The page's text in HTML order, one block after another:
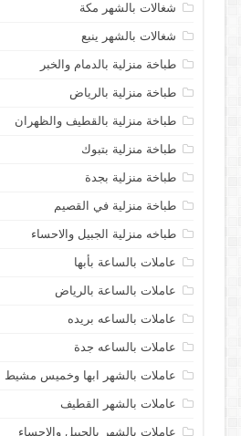
شغالات بالشهر مكة
شغالات بالشهر ينبع
طباخة منزلية بالدمام والخبر
طباخة منزلية بالرياض
طباخة منزلية بالقطيف والظهران
طباخة منزلية بتبوك
طباخة منزلية بجدة
طباخة منزلية في القصيم
طباخه منزلية الجبيل والاحساء
عاملات بالساعة بأبها
عاملات بالساعة بالرياض
عاملات بالساعه بريده
عاملات بالساعه جدة
عاملات بالشهر ابها وخميس مشيط
عاملات بالشهر القطيف
عاملات بالشهر بالجبيل والاحساء